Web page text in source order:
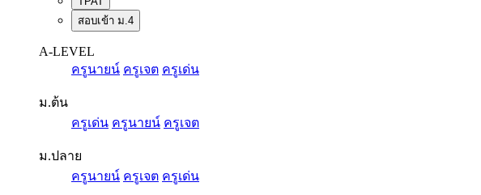
สอบเข้า ม.4
A-LEVEL
ครูนายน์ ครูเจต ครูเด่น
ม.ต้น
ครูเด่น ครูนายน์ ครูเจต
ม.ปลาย
ครูนายน์ ครูเจต ครูเด่น